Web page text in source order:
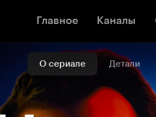
Главное Каналы
О сериале Детали